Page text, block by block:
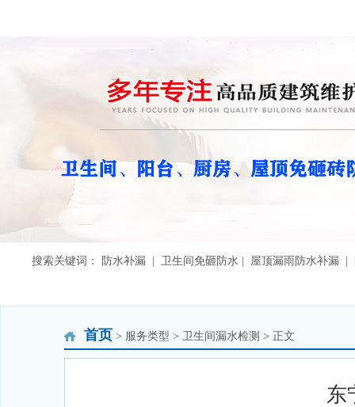
搜索关键词： 防水补漏 | 卫生间免砸防水 | 屋顶漏雨防水补漏
首页 > 服务类型 > 卫生间漏水检测 > 正文
东